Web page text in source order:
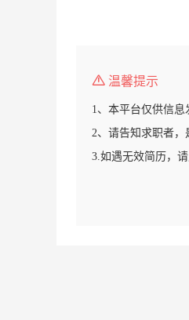
温馨提示
1、本平台仅供信息
2、请告知求职者，
3.如遇无效简历，